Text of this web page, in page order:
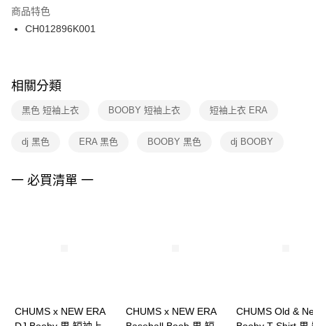
２．訂單成立數日內，您將收到繳費通知簡訊。
３．收到繳費通知簡訊後14天內，點擊此簡訊中的連結，可透過四大超商／
ATM／網路銀行／等多元方式進行付款，方視為交易完成。
※ 交易是否成功請以「AFTEE先享後付 」之結帳頁面顯示為準，若有關於
是否繳費成功／繳費後需取消欲退款等相關疑問，請聯繫「AFTEE先享後付
客戶支援中心」https://netprotections.freshdesk.com/support/home
１．透過由恩沛科技股份有限公司提供之「AFTEE先享後付」服務完成之交
２．關於個人資料處理事宜，請瀏覽以下網址：
付款後門市自取
每筆NT$100，滿NT$1,500(含以上)免運費
商品特色
CH012896K001
相關分類
黑色 短袖上衣 BOOBY 短袖上衣 短袖上衣 ERA
dj 黑色 ERA 黑色 BOOBY 黑色 dj BOOBY
一 必買清單 一
CHUMS x NEW ERA
CHUMS x NEW ERA
CHUMS Old &